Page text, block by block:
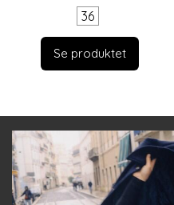
36
Se produktet